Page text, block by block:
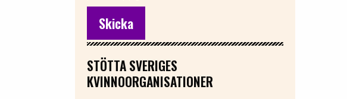
STÖTTA SVERIGES
KVINNOORGANISATIONER